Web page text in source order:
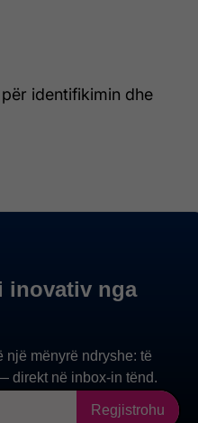
identifikimin dhe